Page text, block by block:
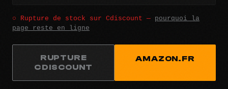
○ Rupture de stock sur Cdiscount — pourquoi la
page reste en ligne
RUPTURE
CDISCOUNT
AMAZON.FR